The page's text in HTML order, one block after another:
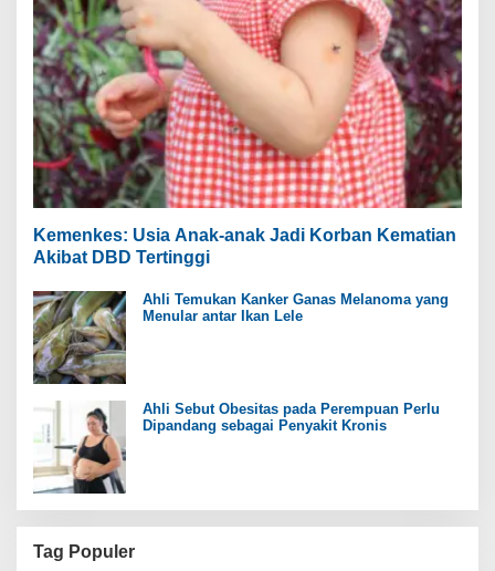
Kemenkes: Usia Anak-anak Jadi Korban Kematian
Akibat DBD Tertinggi
Ahli Temukan Kanker Ganas Melanoma yang
Menular antar Ikan Lele
Ahli Sebut Obesitas pada Perempuan Perlu
Dipandang sebagai Penyakit Kronis
Tag Populer